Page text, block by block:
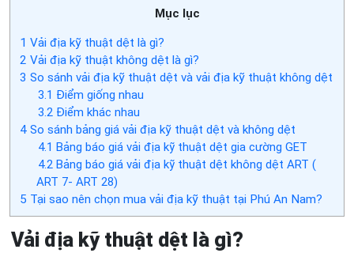
Mục lục
1 Vải địa kỹ thuật dệt là gì?
2 Vải địa kỹ thuật không dệt là gì?
3 So sánh vải địa kỹ thuật dệt và vải địa kỹ thuật không dệt
3.1 Điểm giống nhau
3.2Điểm khác nhau
4 So sánh bảng giá vải địa kỹ thuật dệt và không dệt
4.1 Bảng báo giá vải địa kỹ thuật dệt gia cường GET
4.2Bảng báo giá vải địa kỹ thuật dệt không dệt ART (
ART 7- ART 28)
5 Tại sao nên chọn mua vải địa kỹ thuật tại Phú An Nam?
Vải địa kỹ thuật dệt là gì?